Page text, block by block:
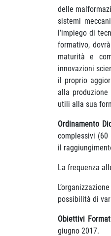
delle
sistemi
l’impiego di
formativo,
maturità e
innovazioni
il proprio
alla
utili alla sua
Ordinamento
complessivi (60
il
La frequenza
possibilità di
Obiettivi
giugno 2017.